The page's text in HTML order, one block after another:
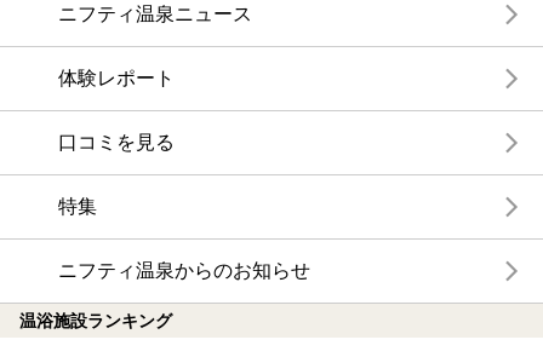
ニフティ温泉ニュース
体験レポート
口コミを見る
特集
ニフティ温泉からのお知らせ
温浴施設ランキング